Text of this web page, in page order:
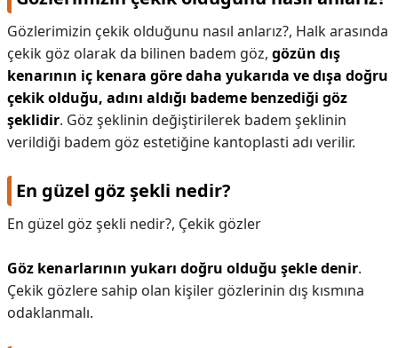
Gözlerimizin çekik olduğunu nasıl anlarız?, Halk arasında
çekik göz olarak da bilinen badem göz, gözün dış
kenarının iç kenara göre daha yukarıda ve dışa doğru
çekik olduğu, adını aldığı bademe benzediği göz
şeklidir. Göz şeklinin değiştirilerek badem şeklinin
verildiği badem göz estetiğine kantoplasti adı verilir.
En güzel göz şekli nedir?
En güzel göz şekli nedir?, Çekik gözler
Göz kenarlarının yukarı doğru olduğu şekle denir.
Çekik gözlere sahip olan kişiler gözlerinin dış kısmına
odaklanmalı.